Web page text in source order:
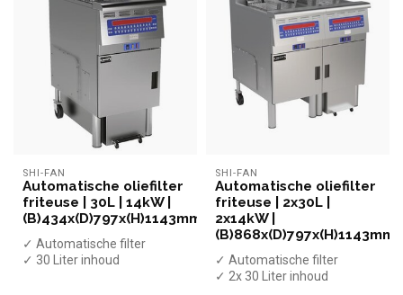
SHI-FAN
Automatische oliefilter
friteuse | 30L | 14kW |
(B)434x(D)797x(H)1143mm
✓ Automatische filter
✓ 30 Liter inhoud
SHI-FAN
Automatische oliefilter
friteuse | 2x30L |
2x14kW |
(B)868x(D)797x(H)1143mm
✓ Automatische filter
✓ 2x 30 Liter inhoud